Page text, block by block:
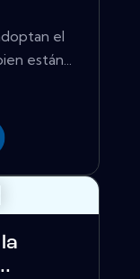
el
están...